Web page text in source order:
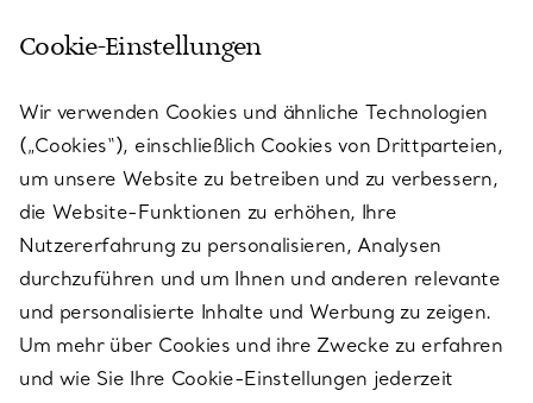
KUNDENSERVICE
SERVICES
ÜBER TIFFANY & CO.
RECHTLICHE HINWEISE
Cookie-Einstellungen
Wir verwenden Cookies und ähnliche Technologien
(„Cookies“), einschließlich Cookies von Drittparteien,
um unsere Website zu betreiben und zu verbessern,
die Website-Funktionen zu erhöhen, Ihre
Nutzererfahrung zu personalisieren, Analysen
durchzuführen und um Ihnen und anderen relevante
und personalisierte Inhalte und Werbung zu zeigen.
Um mehr über Cookies und ihre Zwecke zu erfahren
und wie Sie Ihre Cookie-Einstellungen jederzeit